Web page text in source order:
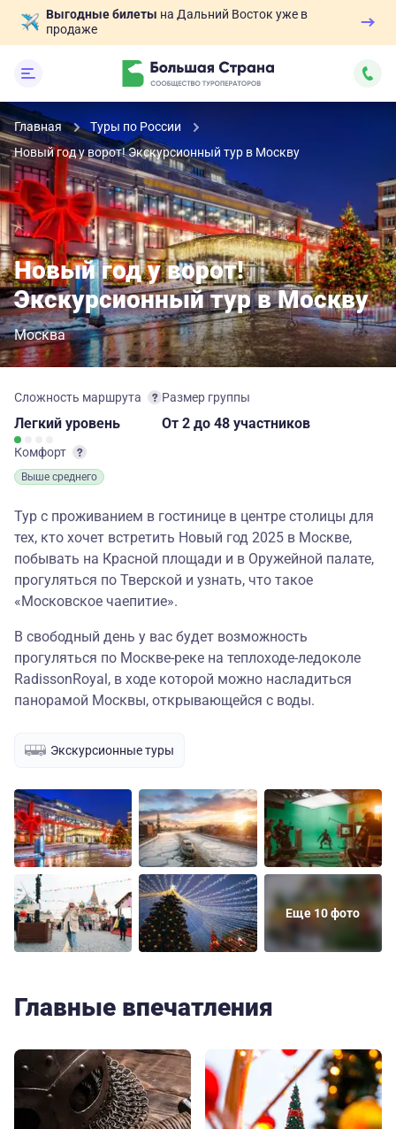
Выгодные билеты на Дальний Восток уже в
продаже
Главная
Туры по России
Новый год у ворот! Экскурсионный тур в Москву
Новый год у ворот!
Экскурсионный тур в Москву
Москва
Сложность маршрута
Легкий уровень
Комфорт
Выше среднего
Размер группы
От 2 до 48 участников
Тур с проживанием в гостинице в центре столицы для
тех, кто хочет встретить Новый год 2025 в Москве,
побывать на Красной площади и в Оружейной палате,
прогуляться по Тверской и узнать, что такое
«Московское чаепитие».
В свободный день у вас будет возможность
прогуляться по Москве-реке на теплоходе-ледоколе
RadissonRoyal, в ходе которой можно насладиться
панорамой Москвы, открывающейся с воды.
Экскурсионные туры
Еще 10 фото
Главные впечатления